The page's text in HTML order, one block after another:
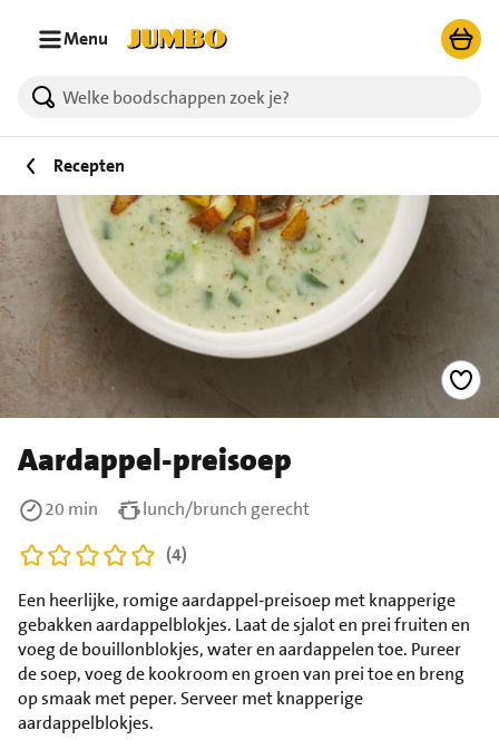
Menu
Recepten
Aardappel-preisoep
Een heerlijke, romige aardappel-preisoep met knapperige
gebakken aardappelblokjes. Laat de sjalot en prei fruiten en
voeg de bouillonblokjes, water en aardappelen toe. Pureer
de soep, voeg de kookroom en groen van prei toe en breng
op smaak met peper. Serveer met knapperige
aardappelblokjes.
20 min
lunch/brunch gerecht
(4)